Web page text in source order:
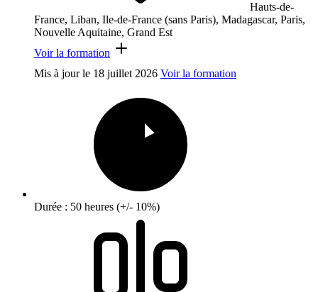
Hauts-de-
France, Liban, Ile-de-France (sans Paris), Madagascar, Paris,
Nouvelle Aquitaine, Grand Est
Voir la formation
Mis à jour le 18 juillet 2026 Voir la formation
Durée : 50 heures (+/- 10%)